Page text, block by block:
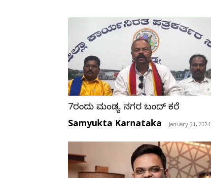
7ರಂದು ಮಂಡ್ಯ ನಗರ ಬಂದ್ ಕರೆ
Samyukta Karnataka - January 31, 2024